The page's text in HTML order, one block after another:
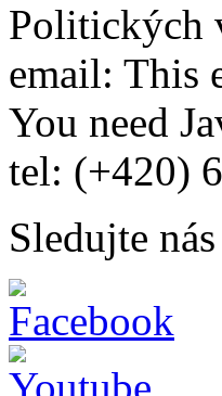
Politických
email: This
You need
tel: (+420)
Sledujte